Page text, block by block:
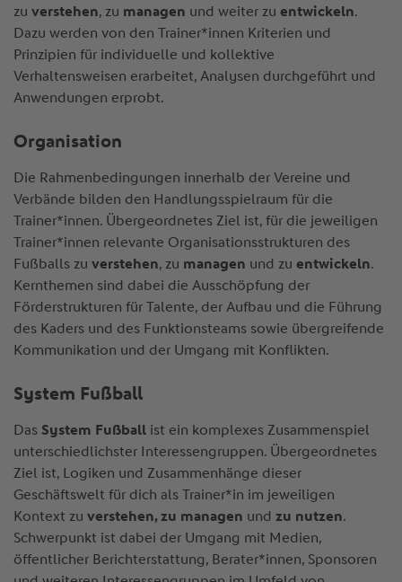
zu verstehen, zu managen und weiter zu entwickeln.
Dazu werden von den Trainer*innen Kriterien und
Prinzipien für individuelle und kollektive
Verhaltensweisen erarbeitet, Analysen durchgeführt und
Anwendungen erprobt.
Organisation
Die Rahmenbedingungen innerhalb der Vereine und
Verbände bilden den Handlungsspielraum für die
Trainer*innen. Übergeordnetes Ziel ist, für die jeweiligen
Trainer*innen relevante Organisationsstrukturen des
Fußballs zu verstehen, zu managen und zu entwickeln.
Kernthemen sind dabei die Ausschöpfung der
Förderstrukturen für Talente, der Aufbau und die Führung
des Kaders und des Funktionsteams sowie übergreifende
Kommunikation und der Umgang mit Konflikten.
System Fußball
Das System Fußballist ein komplexes Zusammenspiel
unterschiedlichster Interessengruppen. Übergeordnetes
Ziel ist, Logiken und Zusammenhänge dieser
Geschäftswelt für dich als Trainer*in im jeweiligen
Kontext zu verstehen, zu managen und zu nutzen.
Schwerpunkt ist dabei der Umgang mit Medien,
öffentlicher Berichterstattung, Berater*innen, Sponsoren